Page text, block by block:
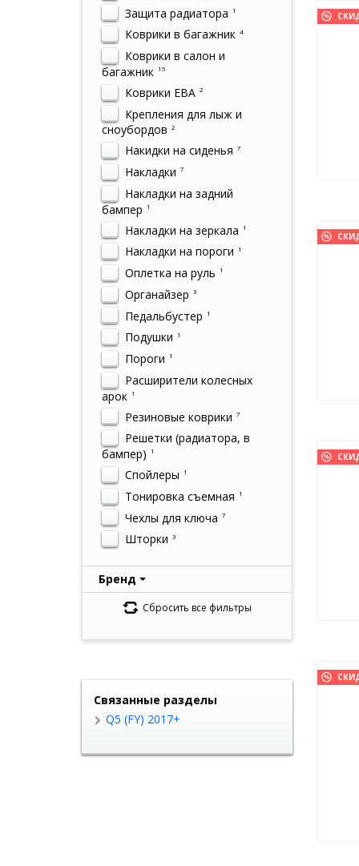
Защита радиатора 1
Коврики в багажник 4
Коврики в салон и
багажник 15
Коврики ЕВА 2
Крепления для лыж и
сноубордов 2
Накидки на сиденья 7
Накладки 7
Накладки на задний
бампер
1
Накладки на зеркала 1
Накладки на пороги 1
Оплетка на руль 1
Органайзер 3
Педальбустер 1
Подушки 1
Пороги 1
Расширители колесных
арок 1
Резиновые коврики 7
Решетки (радиатора, в
бампер)
1
Спойлеры 1
Тонировка съемная 1
Чехлы для ключа 7
Шторки 3
Бренд
Сбросить все фильтры
Связанные разделы
Q5 (FY) 2017+